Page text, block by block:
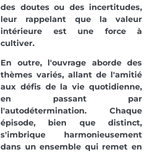
des doutes ou des incertitudes,
leur rappelant que la valeur
intérieure est une force à
cultiver.
En outre, l'ouvrage aborde des
thèmes variés, allant de l'amitié
aux défis de la vie quotidienne,
en passant par
l'autodétermination. Chaque
épisode, bien que distinct,
s'imbrique harmonieusement
dans un ensemble qui remet en